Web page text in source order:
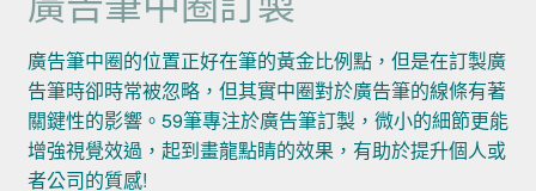
廣告筆中圈的位置正好在筆的黃金比例點，但是在訂製廣
告筆時卻時常被忽略，但其實中圈對於廣告筆的線條有著
關鍵性的影響。59筆專注於廣告筆訂製，微小的細節更能
增強視覺效過，起到畫龍點睛的效果，有助於提升個人或
者公司的質感!